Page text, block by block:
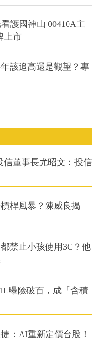
護國神山 00410A主
上市
該追高還是觀望？專
信董事長尤昭文：投信
桿風暴？陳威良揭
禁止小孩使用3C？他
曝險破百，成「含積
：AI重新定價台股！